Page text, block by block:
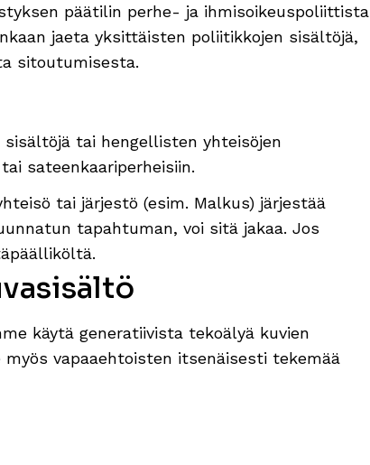
päätilin perhe- ja ihmisoikeuspoliittista
jaeta yksittäisten poliitikkojen sisältöjä,
sitoutumisesta.
tai hengellisten yhteisöjen
sateenkaariperheisiin.
tai järjestö (esim. Malkus) järjestää
tapahtuman, voi sitä jakaa. Jos
käytä generatiivista tekoälyä kuvien
vapaaehtoisten itsenäisesti tekemää